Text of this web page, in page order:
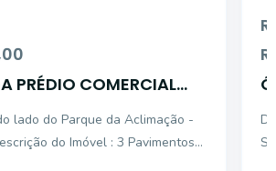
PRÉDIO COMERCIAL
lado do Parque da Aclimação -